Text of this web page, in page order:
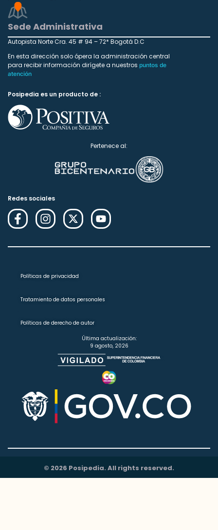
Sede Administrativa
Autopista Norte Cra. 45 # 94 – 72* Bogotá D.C
En esta dirección solo ópera la administración central
para recibir información dirígete a nuestros puntos de
atención
Posipedia es un producto de :
Pertenece al:
Redes sociales
Políticas de privacidad
Tratamiento de datos personales
Políticas de derecho de autor
Última actualización:
9 agosto, 2026
© 2026 Posipedia. All rights reserved.